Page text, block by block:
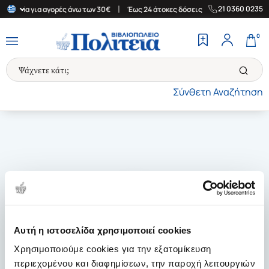
Αυτή η ιστοσελίδα χρησιμοποιεί cookies
Χρησιμοποιούμε cookies για την εξατομίκευση
περιεχομένου και διαφημίσεων, την παροχή λειτουργιών
για αγορές άνω των 30€ Έως 24 άτοκες δόσεις | Δωρεάν
21 0360 0235
Σύνθετη Αναζήτηση
0